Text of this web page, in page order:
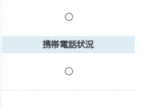
○
携帯電話状況
○